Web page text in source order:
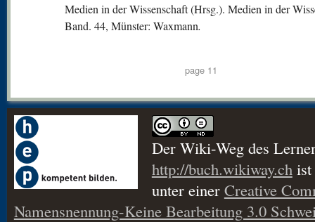
Medien in der Wissenschaft (Hrsg.). Medien in der
Band. 44, Münster: Waxmann.
page 11
Der Wiki-Weg des
http://buch.wikiway.chist
unter einer Creative
Namensnennung-Keine Bearbeitung 3.0